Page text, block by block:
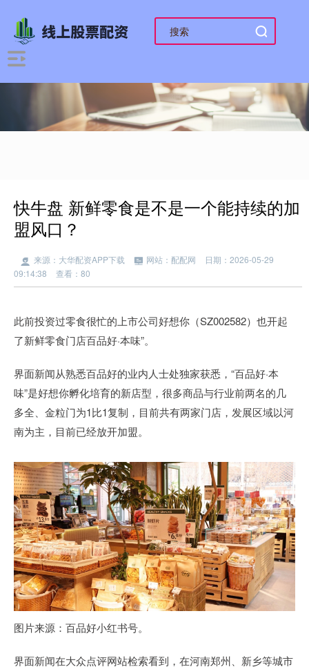
快牛盘 新鲜零食是不是一个能持续的加
盟风口？
来源：大华配资APP下载 网站：配配网
日期：2026-05-29
09:14:38
查看：80
此前投资过零食很忙的上市公司好想你（SZ002582）也开起
了新鲜零食门店百品好·本味”。
界面新闻从熟悉百品好的业内人士处独家获悉，“百品好·本
味”是好想你孵化培育的新店型，很多商品与行业前两名的几
多全、金粒门为1比1复制，目前共有两家门店，发展区域以河
南为主，目前已经放开加盟。
图片来源：百品好小红书号。
界面新闻在大众点评网站检索看到，在河南郑州、新乡等城市